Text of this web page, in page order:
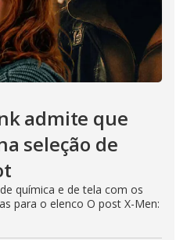
admite que
seleção de
química e de tela com os
para o elenco O post X-Men: